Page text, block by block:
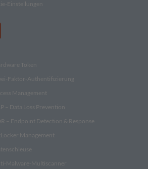
Einstellungen
Token
Faktor-Authentifizierung
Management
– Data Loss Prevention
– Endpoint Detection & Response
Management
Malware-Multiscanner